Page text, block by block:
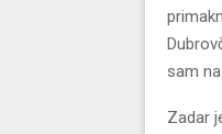
sam
Zadar